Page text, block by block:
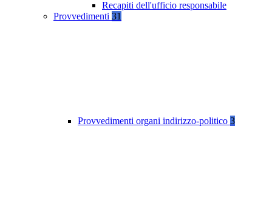
Recapiti dell'ufficio responsabile
Provvedimenti 31
Provvedimenti organi indirizzo-politico 3